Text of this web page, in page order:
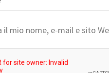
il mio nome, e-mail e sito